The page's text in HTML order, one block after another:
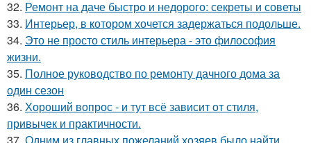
32. Ремонт на даче быстро и недорого: секреты и советы
33. Интерьер, в котором хочется задержаться подольше.
34. Это не просто стиль интерьера - это философия
жизни.
35. Полное руководство по ремонту дачного дома за
один сезон
36. Хороший вопрос - и тут всё зависит от стиля,
привычек и практичности.